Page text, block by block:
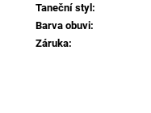
Taneční styl:
Barva obuvi:
Záruka: